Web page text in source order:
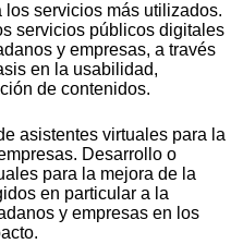
servicios más utilizados.
servicios públicos digitales
y empresas, a través
en la usabilidad,
de contenidos.
asistentes virtuales para la
Desarrollo o
para la mejora de la
en particular a la
y empresas en los